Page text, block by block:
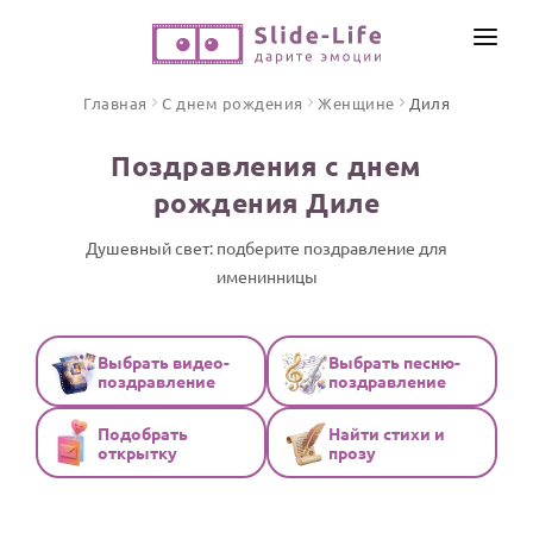
ПО ФОРМАТУ
Видео поздравления
Песни поздравления
Стихи и тексты
ПРАЗДНИКИ
С Днем рождения
ИНСТРУМЕНТЫ
ОТЗЫВЫ
Главная С днем рождения Женщине Диля
Поздравления с днем
рождения Диле
Душевный свет: подберите поздравление для
именинницы
Выбрать видео-
поздравление
Выбрать песню-
поздравление
Подобрать
открытку
Найти стихи и
прозу